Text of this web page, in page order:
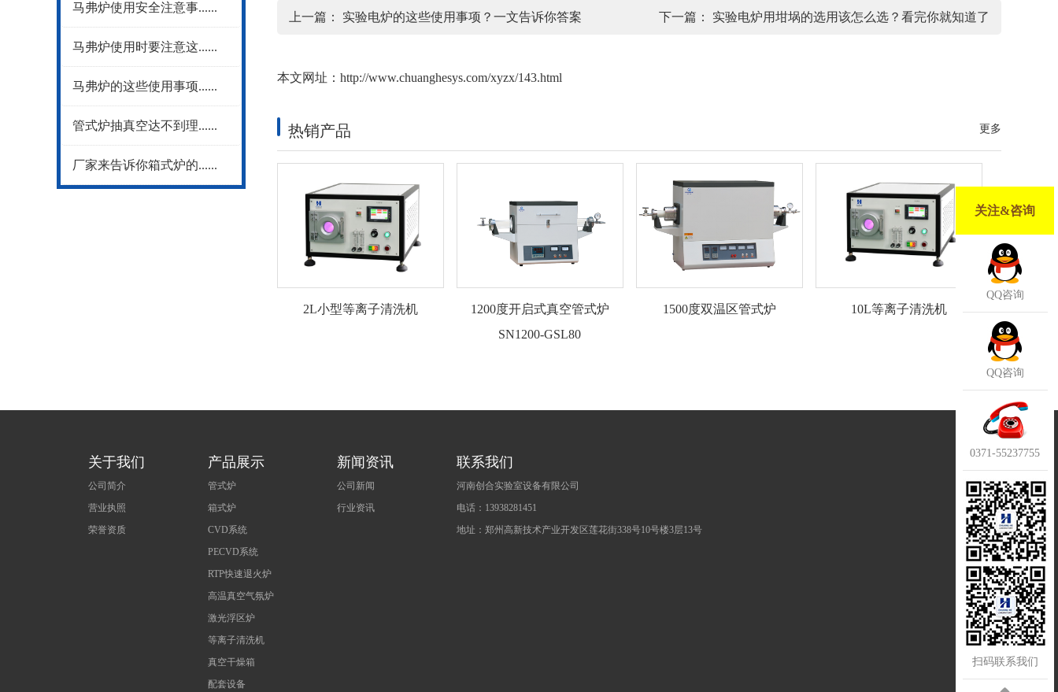
NEWS
马弗炉使用安全注意事......
马弗炉使用时要注意这......
马弗炉的这些使用事项......
管式炉抽真空达不到理......
厂家来告诉你箱式炉的......
上一篇： 实验电炉的这些使用事项？一文告诉你答案 下一篇： 实验电炉用坩埚的选用该怎么选？看完你就知道了
本文网址： http://www.chuanghesys.com/xyzx/143.html
更多
热销产品
2L小型等离子清洗机
1200度开启式真空管式炉
SN1200-GSL80
1500度双温区管式炉 10L等离子清洗机
关于我们
公司简介
营业执照
荣誉资质
产品展示
管式炉
箱式炉
CVD系统
PECVD系统
RTP快速退火炉
高温真空气氛炉
激光浮区炉
等离子清洗机
真空干燥箱
配套设备
新闻资讯
公司新闻
行业资讯
联系我们
河南创合实验室设备有限公司
电话：13938281451
地址：郑州高新技术产业开发区莲花街338号10号楼3层13号
关注&咨询
QQ咨询
QQ咨询
0371-55237755
扫码联系我们